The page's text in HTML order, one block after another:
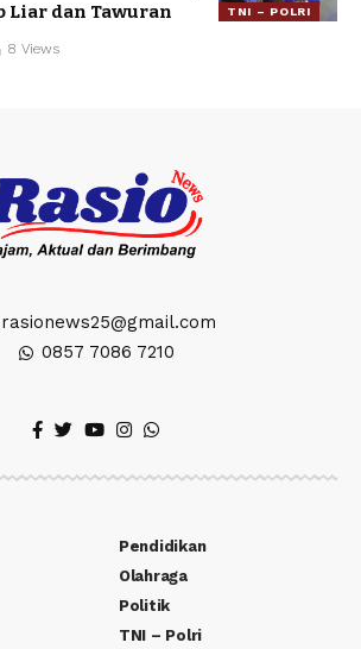
TNI – POLRI
Liar dan Tawuran
8 Views
rasionews25@gmail.com
0857 7086 7210
Pendidikan
Olahraga
Politik
TNI – Polri